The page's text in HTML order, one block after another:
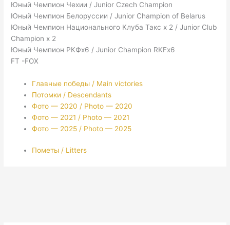
Юный Чемпион Чехии / Junior Czech Champion
Юный Чемпион Белоруссии / Junior Champion of Belarus
Юный Чемпион Национального Клуба Такс х 2 / Junior Club
Champion x 2
Юный Чемпион РКФх6 / Junior Champion RKFх6
FT -FOX
Главные победы / Main victories
Потомки / Descendants
Фото — 2020 / Photo — 2020
Фото — 2021 / Photo — 2021
Фото — 2025 / Photo — 2025
Пометы / Litters